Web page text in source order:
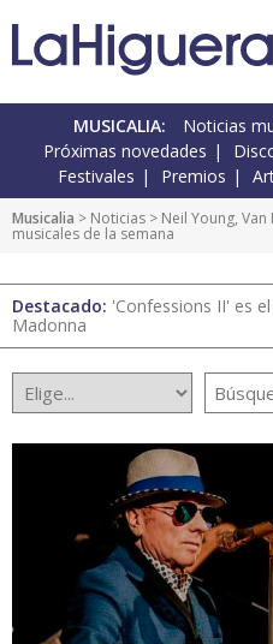
MUSICALIA: Noticias
Próximas novedades
Festivales
Premios
Musicalia > Noticias > Neil Young,
musicales de la semana
Destacado: 'Confessions II' es
Madonna